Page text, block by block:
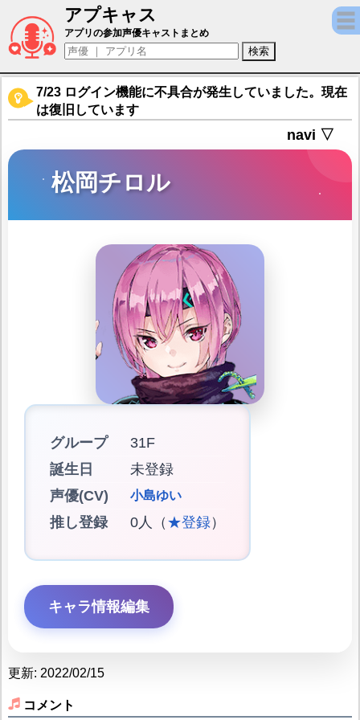
アプキャス
松岡チロル（声優：小島ゆい)【ヘブンバー
アプリの参加声優キャストまとめ
7/23 ログイン機能に不具合が発生していました。現在
は復旧しています
navi ▽
松岡チロル
グループ
31F
誕生日
未登録
声優(CV)
小島ゆい
推し登録 0人（ ★登録）
キャラ情報編集
更新: 2022/02/15
コメント